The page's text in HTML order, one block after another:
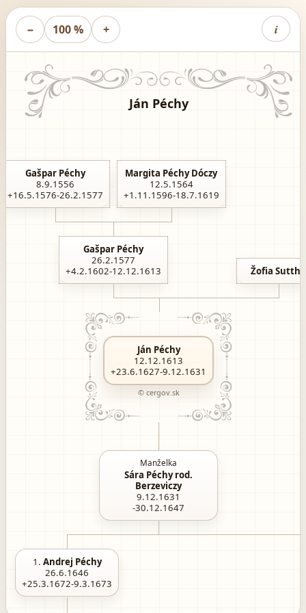
− 100 % + i
Ján Péchy
Gašpar Péchy
8.9.1556
+16.5.1576-26.2.1577
Margita Péchy Dóczy
12.5.1564
+1.11.1596-18.7.1619
Gašpar Péchy
26.2.1577
+4.2.1602-12.12.1613
Žofia Suttha
Ján Péchy
12.12.1613
+23.6.1627-9.12.1631
© cergov.sk
Manželka
Sára Péchy rod.
Berzeviczy
9.12.1631
-30.12.1647
1. Andrej Péchy
26.6.1646
+25.3.1672-9.3.1673